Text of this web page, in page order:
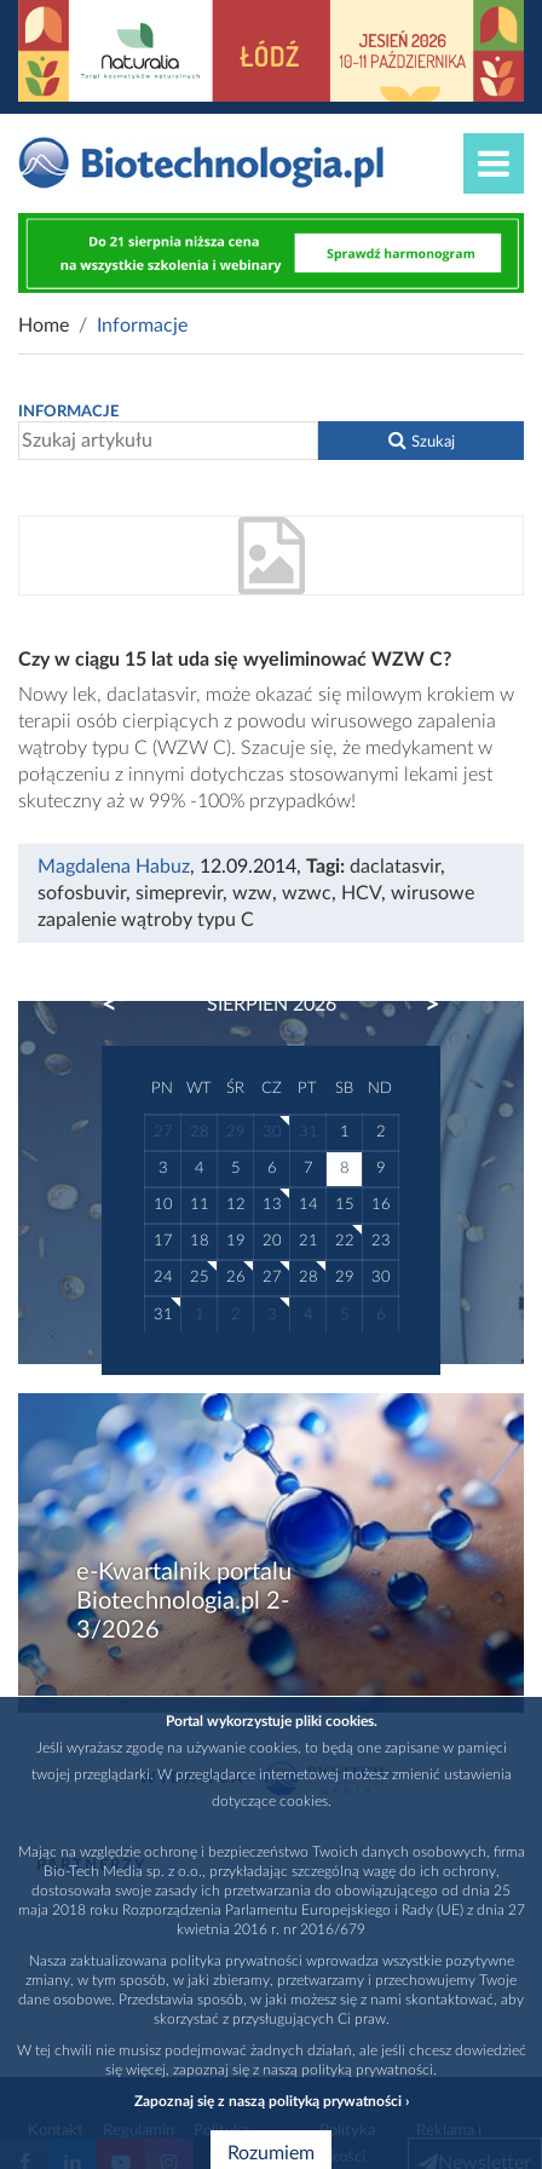
Home Informacje
INFORMACJE
Szukaj
Czy w ciągu 15 lat uda się wyeliminować WZW C?
Nowy lek, daclatasvir, może okazać się milowym krokiem w
terapii osób cierpiących z powodu wirusowego zapalenia
wątroby typu C (WZW C). Szacuje się, że medykament w
połączeniu z innymi dotychczas stosowanymi lekami jest
skuteczny aż w 99% -100% przypadków!
Magdalena Habuz, 12.09.2014, Tagi: daclatasvir,
sofosbuvir, simeprevir, wzw, wzwc, HCV, wirusowe
zapalenie wątroby typu C
SIERPIEŃ 2026
PREVIOUS NEXT
PN WT ŚR CZ PT SB ND
27 28 29 30 31 1 2
3 4 5 6 7 8 9
10 11 12 13 14 15 16
17 18 19 20 21 22 23
24 25 26 27 28 29 30
31 1 2 3 4 5 6
e-Kwartalnik portalu
Biotechnologia.pl 2-
3/2026
WYDAWCA
PARTNERZY
Polityka
prywatności
Polityka
promocja
Portal wykorzystuje pliki cookies.
Jeśli wyrażasz zgodę na używanie cookies, to będą one zapisane w pamięci
twojej przeglądarki. W przeglądarce internetowej możesz zmienić ustawienia
dotyczące cookies.
Mając na względzie ochronę i bezpieczeństwo Twoich danych osobowych, firma
Bio-Tech Media sp. z o.o., przykładając szczególną wagę do ich ochrony,
dostosowała swoje zasady ich przetwarzania do obowiązującego od dnia 25
maja 2018 roku Rozporządzenia Parlamentu Europejskiego i Rady (UE) z dnia 27
kwietnia 2016 r. nr 2016/679
Nasza zaktualizowana polityka prywatności wprowadza wszystkie pozytywne
zmiany, w tym sposób, w jaki zbieramy, przetwarzamy i przechowujemy Twoje
dane osobowe. Przedstawia sposób, w jaki możesz się z nami skontaktować, aby
skorzystać z przysługujących Ci praw.
W tej chwili nie musisz podejmować żadnych działań, ale jeśli chcesz dowiedzieć
się więcej, zapoznaj się z naszą polityką prywatności.
Zapoznaj się z naszą polityką prywatności ›
Rozumiem Newsletter